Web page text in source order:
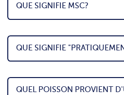
QUE SIGNIFIE MSC?
QUE SIGNIFIE
QUEL POISSON PROVIENT